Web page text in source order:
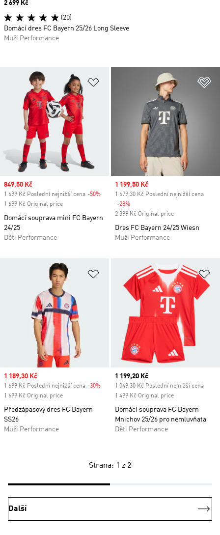
Přidat do seznamu přání
Sale price
849,50 Kč
1 699 Kč Poslední nejnižší cena -50% Discount
1 699 Kč Original price
Domácí souprava mini FC Bayern
24/25
Děti Performance
Sale price
1 199,50 Kč
1 679,30 Kč Poslední nejnižší cena
-28%
2 399 Kč Original price
Dres FC Bayern 24/25 Wiesn
Muži Performance
Přidat do seznamu přání
Sale price
1 189,30 Kč
1 699 Kč Poslední nejnižší cena -30% Discount
1 699 Kč Original price
Předzápasový dres FC Bayern
SS26
Muži Performance
Current price
1 199,20 Kč
1 049,30 Kč Poslední nejnižší cena
1 499 Kč Original price
Domácí souprava FC Bayern
Mnichov 25/26 pro nemluvňata
Děti Performance
Price
2 699 Kč
(20)
Domácí dres FC Bayern 25/26 Long Sleeve
Muži Performance
Strana: 1 z 2
Další